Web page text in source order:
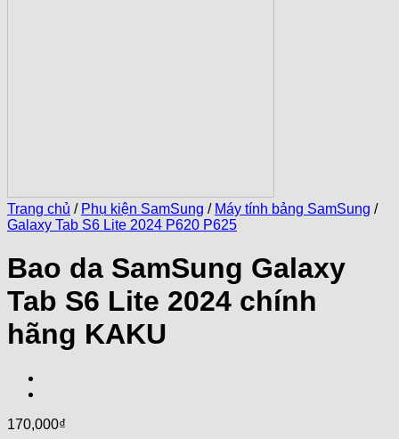
Trang chủ / Phụ kiện SamSung / Máy tính bảng SamSung /
Galaxy Tab S6 Lite 2024 P620 P625
Bao da SamSung Galaxy
Tab S6 Lite 2024 chính
hãng KAKU
170,000₫